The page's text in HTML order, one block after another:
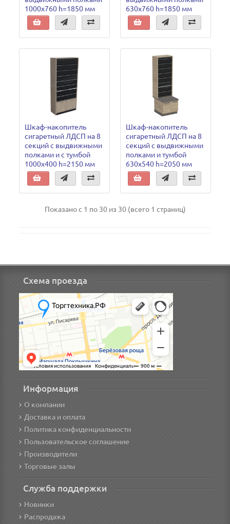
1000х760 h=1850 мм
630х760 h=1850 мм
Шкаф-накопитель
сигаретный ЛДСП на 8
секций с выдвижными
полками и с тумбой
1000х400 h=2150 мм
Шкаф-накопитель
сигаретный ЛДСП на 8
секций с выдвижными
полками и тумбой
630х540 h=2050 мм
Показано с 1 по 30 из 30 (всего 1 страниц)
Схема проезда
Информация
О компании
Доставка и оплата
Политика конфиденциальности
Пользовательское соглашение
Производители
Торговые залы
Служба поддержки
Новинки
Распродажа